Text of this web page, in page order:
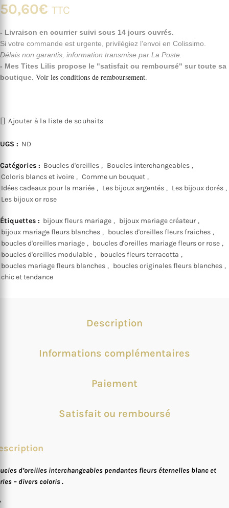
50,60€ TTC
- Livraison en courrier suivi sous 14 jours ouvrés.
Si votre commande est urgente, privilégiez l’envoi en Colissimo.
Délais non garantis, information transmise par La Poste.
- Mes Tites Lilis propose le "satisfait ou remboursé" sur toute sa
boutique. Voir les conditions de remboursement.
Ajouter à la liste de souhaits
UGS : ND
Catégories : Boucles d'oreilles , Boucles interchangeables ,
Coloris blancs et ivoire , Comme un bouquet ,
Idées cadeaux pour la mariée , Les bijoux argentés , Les bijoux dorés ,
Les bijoux or rose
Étiquettes : bijoux fleurs mariage , bijoux mariage créateur ,
bijoux mariage fleurs blanches , boucles d'oreilles fleurs fraiches ,
boucles d'oreilles mariage , boucles d'oreilles mariage fleurs or rose ,
boucles d'oreilles modulable , boucles fleurs terracotta ,
boucles mariage fleurs blanches , boucles originales fleurs blanches ,
chic et tendance
Description
Informations complémentaires
Paiement
Satisfait ou remboursé
d’oreilles interchangeables pendantes fleurs éternelles blanc et
– divers coloris .